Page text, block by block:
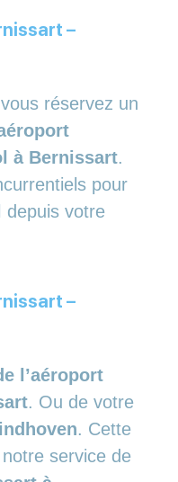
–
réservez un
à Bernissart.
pour
depuis votre
–
l’aéroport
. Ou de votre
. Cette
service de